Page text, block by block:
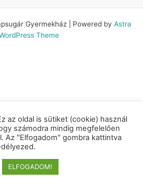
Gyermekház | Powered by Astra
Theme
az oldal is sütiket (cookie) használ
számodra mindig megfelelően
Az "Elfogadom" gombra kattintva
ELFOGADOM!